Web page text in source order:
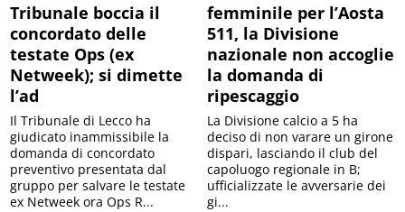
Tribunale boccia il
concordato delle
testate Ops (ex
Netweek); si dimette
l’ad
Il Tribunale di Lecco ha
giudicato inammissibile la
domanda di concordato
preventivo presentata dal
gruppo per salvare le testate
ex Netweek ora Ops R...
femminile per l’Aosta
511, la Divisione
nazionale non accoglie
la domanda di
ripescaggio
La Divisione calcio a 5 ha
deciso di non varare un girone
dispari, lasciando il club del
capoluogo regionale in B;
ufficializzate le avversarie dei
gi...